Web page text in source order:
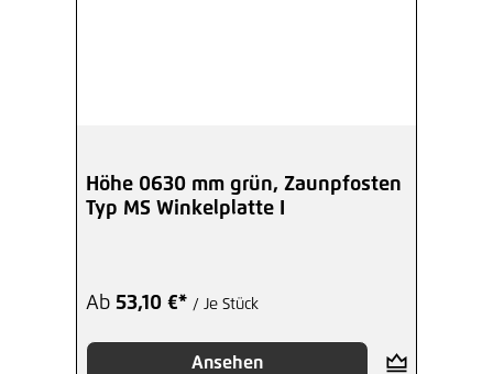
Höhe 0630 mm grün, Zaunpfosten
Typ MS Winkelplatte I
Ab 53,10 €* / Je Stück
Ansehen